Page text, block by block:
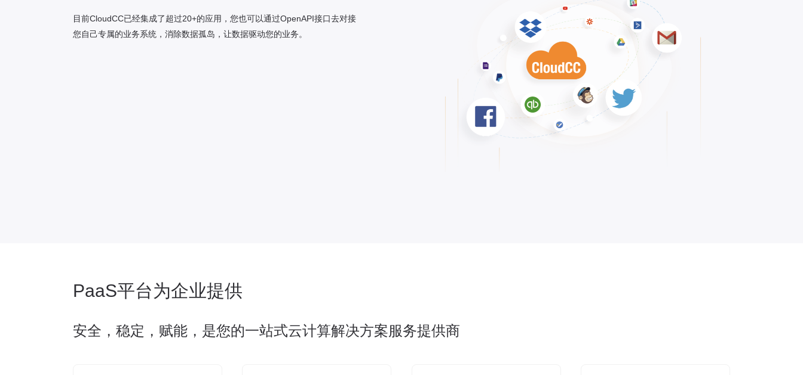
目前CloudCC已经集成了超过20+的应用，您也可以通过OpenAPI接口去对接
您自己专属的业务系统，消除数据孤岛，让数据驱动您的业务。
PaaS平台为企业提供
安全，稳定，赋能，是您的一站式云计算解决方案服务提供商